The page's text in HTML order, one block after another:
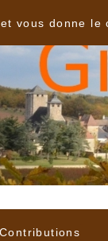
Contributions
vous donne